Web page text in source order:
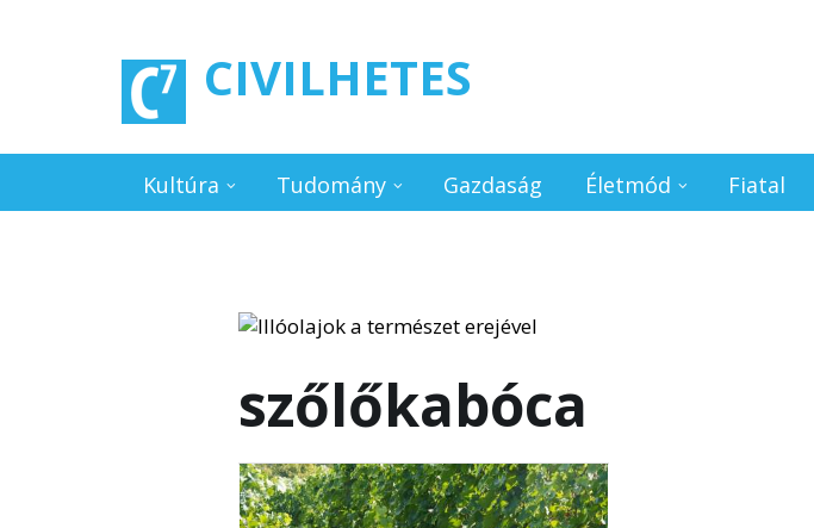
CIVILHETES
Kultúra Tudomány Gazdaság Életmód Fiatal
szőlőkabóca